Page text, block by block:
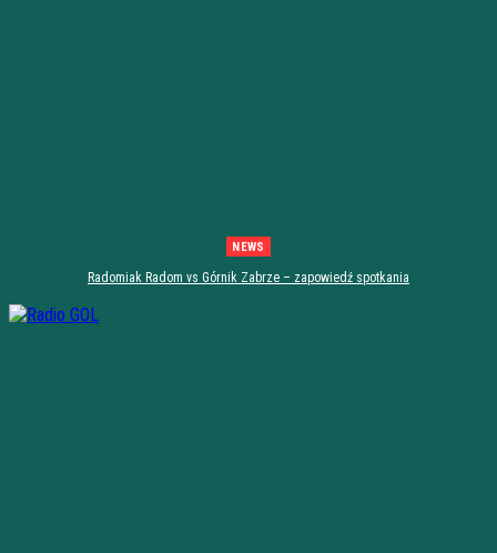
NEWS
Radomiak Radom vs Górnik Zabrze – zapowiedź spotkania